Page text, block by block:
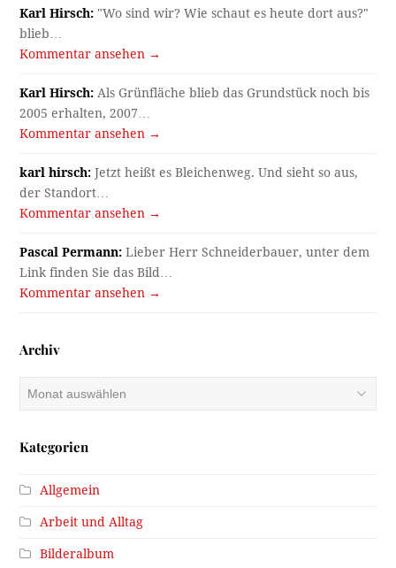
Karl Hirsch: "Wo sind wir? Wie schaut es heute dort aus?"
blieb…
Kommentar ansehen →
Karl Hirsch: Als Grünfläche blieb das Grundstück noch bis
2005 erhalten, 2007…
Kommentar ansehen →
karl hirsch: Jetzt heißt es Bleichenweg. Und sieht so aus,
der Standort…
Kommentar ansehen →
Pascal Permann: Lieber Herr Schneiderbauer, unter dem
Link finden Sie das Bild…
Kommentar ansehen →
Archiv
Kategorien
Allgemein
Arbeit und Alltag
Bilderalbum